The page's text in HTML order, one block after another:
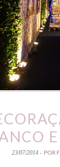
23/07/2014 - POR